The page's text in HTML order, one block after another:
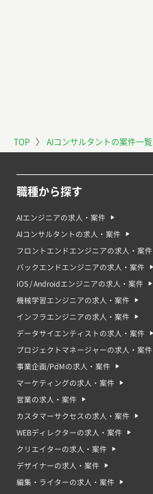
TOP 〉 AIコンサルタントの案件一覧
職種から探す
AIエンジニアの求人・案件
AIコンサルタントの求人・案件
フロントエンドエンジニアの求人・案件
バックエンドエンジニアの求人・案件
iOS / Androidエンジニアの求人・案件
機械学習エンジニアの求人・案件
インフラエンジニアの求人・案件
データサイエンティストの求人・案件
プロジェクトマネージャーの求人・案件
事業企画/PdMの求人・案件
マーケティングの求人・案件
営業の求人・案件
カスタマーサクセスの求人・案件
WEBディレクターの求人・案件
クリエイターの求人・案件
デザイナーの求人・案件
編集・ライターの求人・案件